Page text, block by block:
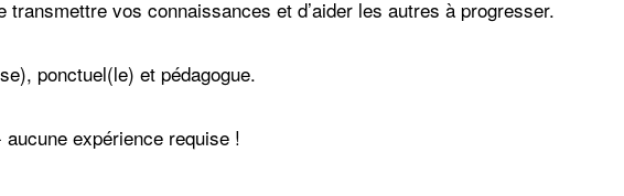
transmettre vos connaissances et d’aider les autres à progresser.
ponctuel(le) et pédagogue.
aucune expérience requise !